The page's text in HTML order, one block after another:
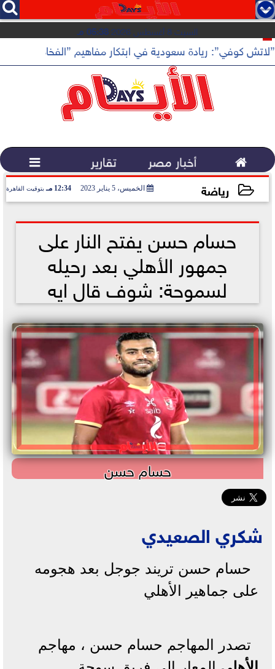
   
السبت 8 أغسطس 2026 05:38 مـ
”لاتش كوفي”: ريادة سعودية في ابتكار مفاهيم ”الفخامة
 أخبار مصر تقارير 
رياضة الخميس، 5 يناير 2023 12:34 مـ بتوقيت القاهرة
حسام حسن يفتح النار على
جمهور الأهلي بعد رحيله
لسموحة: شوف قال ايه
حسام حسن
شكري الصعيدي
حسام حسن تريند جوجل بعد هجومه
على جماهير الأهلي
تصدر المهاجم حسام حسن ، مهاجم